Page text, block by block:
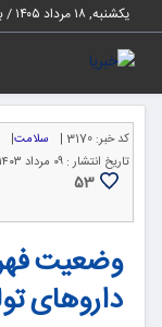
یکشنبه, ۱۸ مرداد ۱۴۰۵ / بعد از ظهر /
کد خبر: 3170 | سلامت|
تاریخ انتشار : ۰۹ مرداد ۱۴۰۳ - ۲۱:۵۶ |
53
وضعیت
داروهای